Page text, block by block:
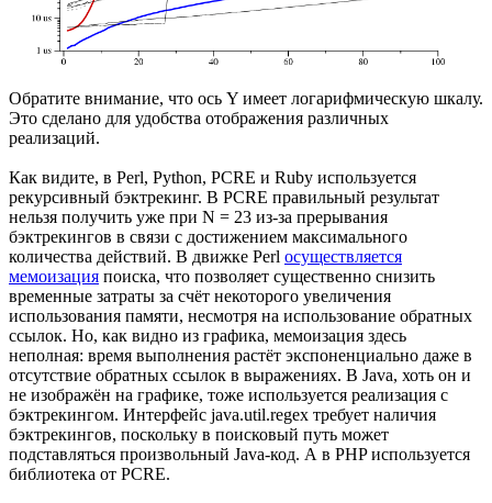
Обратите внимание, что ось Y имеет логарифмическую шкалу.
Это сделано для удобства отображения различных
реализаций.
Как видите, в Perl, Python, PCRE и Ruby используется
рекурсивный бэктрекинг. В PCRE правильный результат
нельзя получить уже при N = 23 из-за прерывания
бэктрекингов в связи с достижением максимального
количества действий. В движке Perl осуществляется
мемоизация поиска, что позволяет существенно снизить
временные затраты за счёт некоторого увеличения
использования памяти, несмотря на использование обратных
ссылок. Но, как видно из графика, мемоизация здесь
неполная: время выполнения растёт экспоненциально даже в
отсутствие обратных ссылок в выражениях. В Java, хоть он и
не изображён на графике, тоже используется реализация с
бэктрекингом. Интерфейс java.util.regex требует наличия
бэктрекингов, поскольку в поисковый путь может
подставляться произвольный Java-код. А в PHP используется
библиотека от PCRE.